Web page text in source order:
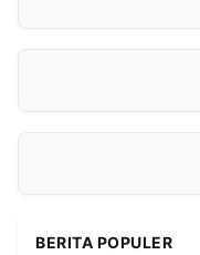
BERITA POPULER